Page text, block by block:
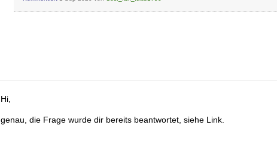
Hi,
genau, die Frage wurde dir bereits beantwortet, siehe Link.